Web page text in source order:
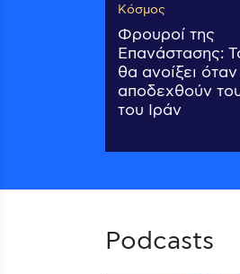
Κόσμος
Φρουροί της
Επανάστασης:
θα ανοίξει
αποδεχθούν
του Ιράν
Podcasts